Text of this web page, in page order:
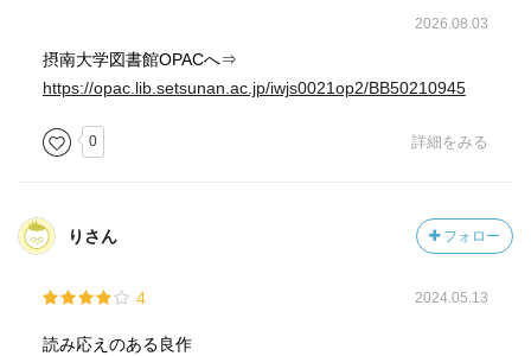
2026.08.03
摂南大学図書館OPACへ⇒
https://opac.lib.setsunan.ac.jp/iwjs0021op2/BB50210945
0 詳細をみる
りさん フォロー
4 2024.05.13
読み応えのある良作